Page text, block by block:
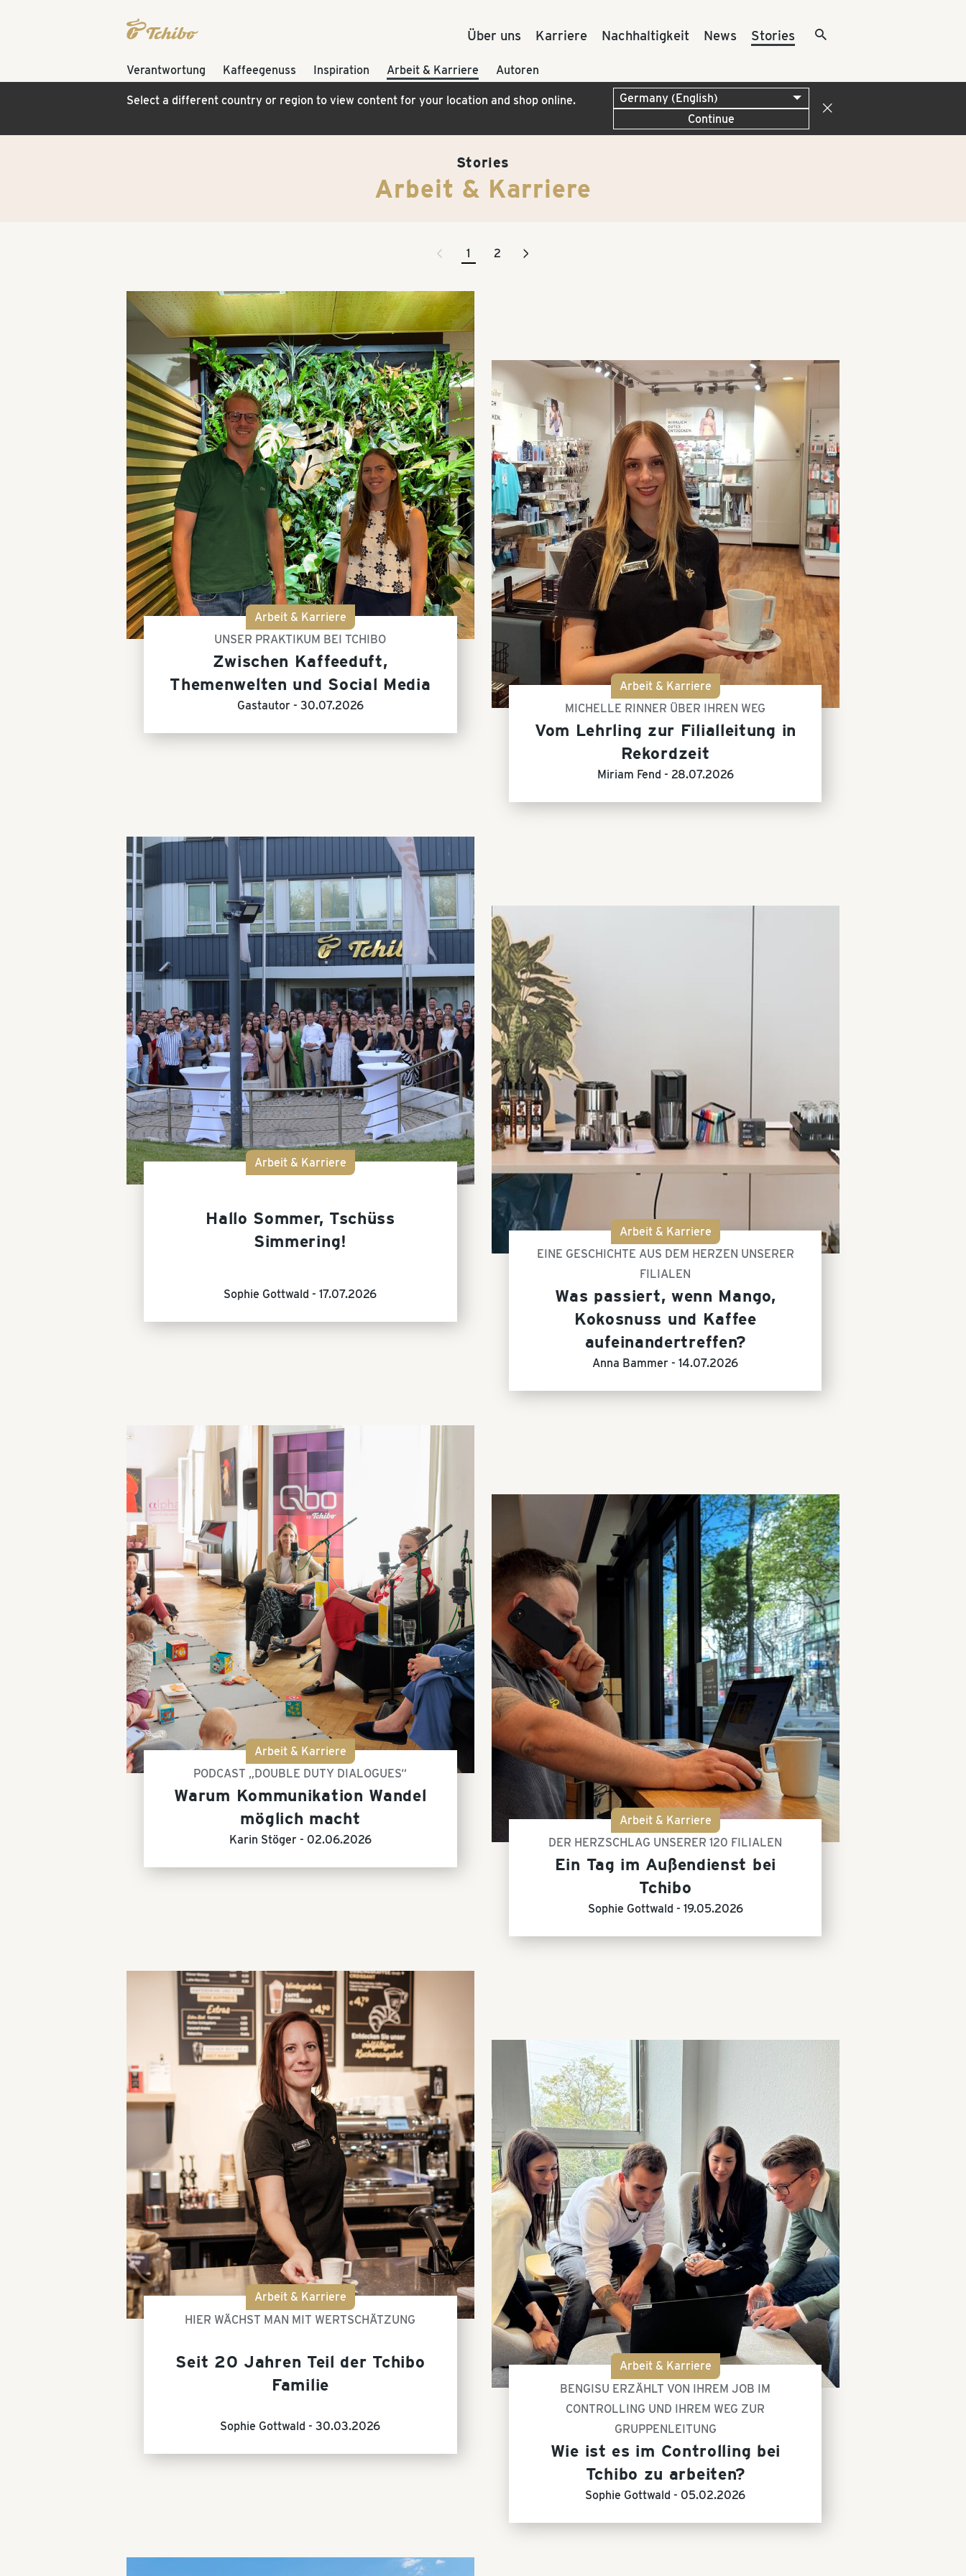
Über uns Karriere Nachhaltigkeit News Stories
Verantwortung Kaffeegenuss Inspiration Arbeit & Karriere Autoren
Select a different country or region to view content for your location and shop online.
Continue
Stories
Arbeit & Karriere
< 1 2 >
Arbeit & Karriere
UNSER PRAKTIKUM BEI TCHIBO
Zwischen Kaffeeduft,
Themenwelten und Social Media
Gastautor - 30.07.2026
Arbeit & Karriere
MICHELLE RINNER ÜBER IHREN WEG
Vom Lehrling zur Filialleitung in
Rekordzeit
Miriam Fend - 28.07.2026
Arbeit & Karriere
Hallo Sommer, Tschüss
Simmering!
Sophie Gottwald -17.07.2026
Arbeit & Karriere
EINE GESCHICHTE AUS DEM HERZEN UNSERER
FILIALEN
Was passiert, wenn Mango,
Kokosnuss und Kaffee
aufeinandertreffen?
Anna Bammer -14.07.2026
Arbeit & Karriere
PODCAST „DOUBLE DUTY DIALOGUES“
Warum Kommunikation Wandel
möglich macht
Karin Stöger - 02.06.2026
Arbeit & Karriere
DER HERZSCHLAG UNSERER 120 FILIALEN
Ein Tag im Außendienst bei
Tchibo
Sophie Gottwald - 19.05.2026
Arbeit & Karriere
HIER WÄCHST MAN MIT WERTSCHÄTZUNG
Seit 20 Jahren Teil der Tchibo
Familie
Sophie Gottwald -30.03.2026
Arbeit & Karriere
BENGISU ERZÄHLT VON IHREM JOB IM
CONTROLLING UND IHREM WEG ZUR
GRUPPENLEITUNG
Wie ist es im Controlling bei
Tchibo zu arbeiten?
Sophie Gottwald - 05.02.2026